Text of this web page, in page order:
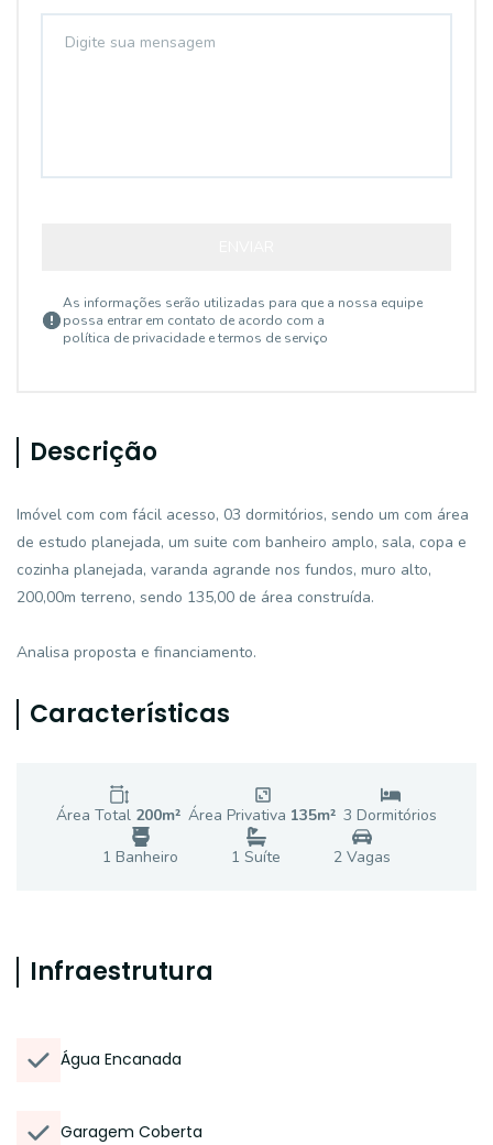
As informações serão utilizadas para que a nossa equipe
possa entrar em contato de acordo com a
política de privacidade e termos de serviço
Descrição
Imóvel com com fácil acesso, 03 dormitórios, sendo um com área
de estudo planejada, um suite com banheiro amplo, sala, copa e
cozinha planejada, varanda agrande nos fundos, muro alto,
200,00m terreno, sendo 135,00 de área construída.
Analisa proposta e financiamento.
Características
Área Total 200m² Área Privativa 135m² 3 Dormitórios
1 Banheiro 1 Suíte 2 Vagas
Infraestrutura
Água Encanada
Garagem Coberta